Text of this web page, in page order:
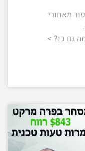
מאחורי
גם כן? >